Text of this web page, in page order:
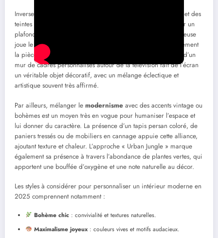
Inversement, certains espaces optent pour des contrastes vifs et des
teintes énergisantes, à l’image d’un vert acidulé appliqué sur un
plafond ou dans une niche murale. Cette intervention audacieuse
joue le rôle d’un « élément architectural », structurant visuellement
la pièce et accentuant son caractère. De même, l’intégration d’un
mur de cadres personnalisés autour de la télévision fait de l’écran
un véritable objet décoratif, avec un mélange éclectique et
artistique souvent très affirmé.
Par ailleurs, mélanger le modernisme avec des accents vintage ou
bohèmes est un moyen très en vogue pour humaniser l’espace et
lui donner du caractère. La présence d’un tapis persan coloré, de
paniers tressés ou de mobiliers en cannage appuie cette alliance,
ajoutant texture et chaleur. L’approche « Urban Jungle » marque
également sa présence à travers l’abondance de plantes vertes, qui
apportent une bouffée d’oxygène et une note naturelle au décor.
Les styles à considérer pour personnaliser un intérieur moderne en
2025 comprennent notamment :
Bohème chic: convivialité et textures naturelles.
Maximalisme joyeux: couleurs vives et motifs audacieux.